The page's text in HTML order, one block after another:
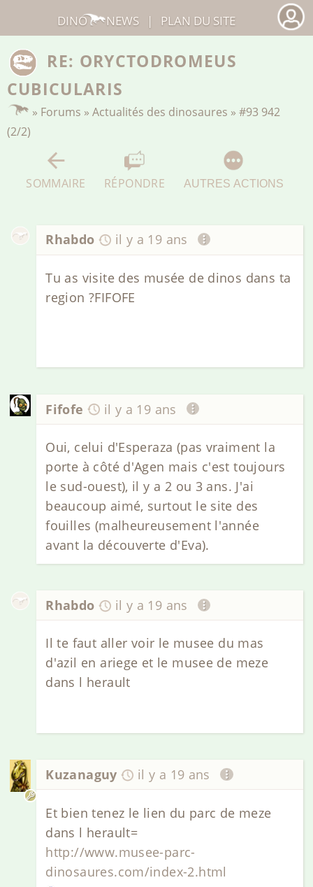
RE: ORYCTODROMEUS
CUBICULARIS
» Forums »Actualités des dinosaures »#93 942
(2/2)
SOMMAIRE RÉPONDRE AUTRES ACTIONS
Rhabdo il y a 19 ans
Tu as visite des musée de dinos dans ta
region ?FIFOFE
Fifofe il y a 19 ans
Oui, celui d'Esperaza (pas vraiment la
porte à côté d'Agen mais c'est toujours
le sud-ouest), il y a 2 ou 3 ans. J'ai
beaucoup aimé, surtout le site des
fouilles (malheureusement l'année
avant la découverte d'Eva).
Rhabdo il y a 19 ans
Il te faut aller voir le musee du mas
d'azil en ariege et le musee de meze
dans l herault
Kuzanaguy il y a 19 ans
Et bien tenez le lien du parc de meze
dans l herault=
http://www.musee-parc-
dinosaures.com/index-2.html
DINO NEWS | PLAN DU SITE